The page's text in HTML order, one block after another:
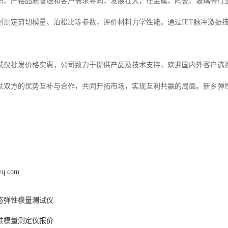
测定剪切模量、泊松比等参数，评价材料力学性能。通过IET脉冲激振
仪批发价格实惠，公司致力于提供产品及技术支持，欢迎国内外客户
双方的优势互补与合作，共同开拓市场，实现互利共赢的局面。新乡
弹性模量测试仪
模量测定仪报价